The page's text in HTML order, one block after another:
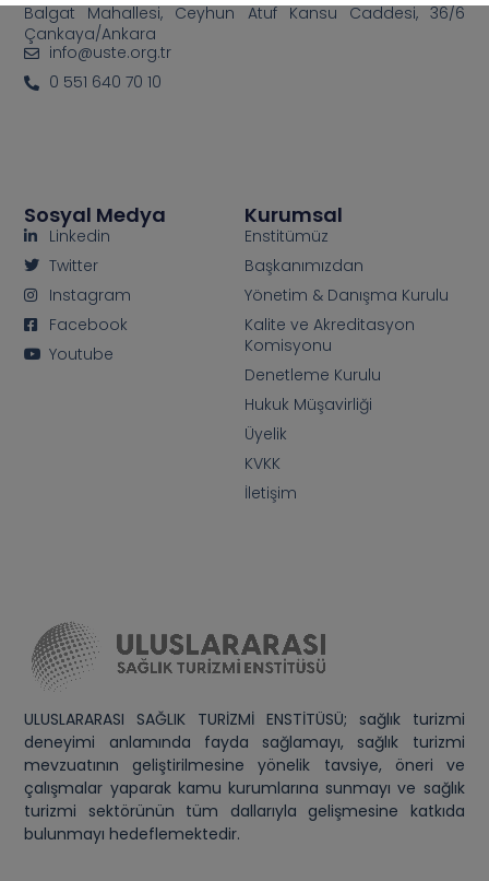
ULUSLARARASI SAĞLIK TURİZMİ ENSTİTÜSÜ; sağlık turizmi
deneyimi anlamında fayda sağlamayı, sağlık turizmi
mevzuatının geliştirilmesine yönelik tavsiye, öneri ve
çalışmalar yaparak kamu kurumlarına sunmayı ve sağlık
turizmi sektörünün tüm dallarıyla gelişmesine katkıda
bulunmayı hedeflemektedir.
Kurumsal
Enstitümüz
Başkanımızdan
Yönetim & Danışma Kurulu
Kalite ve Akreditasyon
Komisyonu
Denetleme Kurulu
Hukuk Müşavirliği
Üyelik
KVKK
İletişim
Sosyal Medya
Linkedin
Twitter
Instagram
Facebook
Youtube
Balgat Mahallesi, Ceyhun Atuf Kansu Caddesi, 36/6
Çankaya/Ankara
info@uste.org.tr
0 551 640 70 10